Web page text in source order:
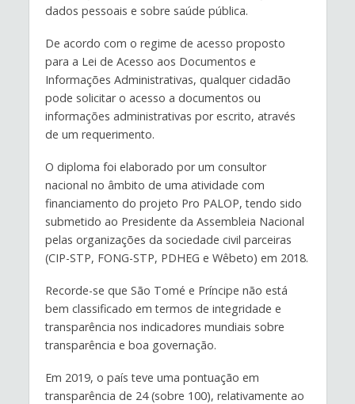
dados pessoais e sobre saúde pública.
De acordo com o regime de acesso proposto
para a Lei de Acesso aos Documentos e
Informações Administrativas, qualquer cidadão
pode solicitar o acesso a documentos ou
informações administrativas por escrito, através
de um requerimento.
O diploma foi elaborado por um consultor
nacional no âmbito de uma atividade com
financiamento do projeto Pro PALOP, tendo sido
submetido ao Presidente da Assembleia Nacional
pelas organizações da sociedade civil parceiras
(CIP-STP, FONG-STP, PDHEG e Wêbeto) em 2018.
Recorde-se que São Tomé e Príncipe não está
bem classificado em termos de integridade e
transparência nos indicadores mundiais sobre
transparência e boa governação.
Em 2019, o país teve uma pontuação em
transparência de 24 (sobre 100), relativamente ao